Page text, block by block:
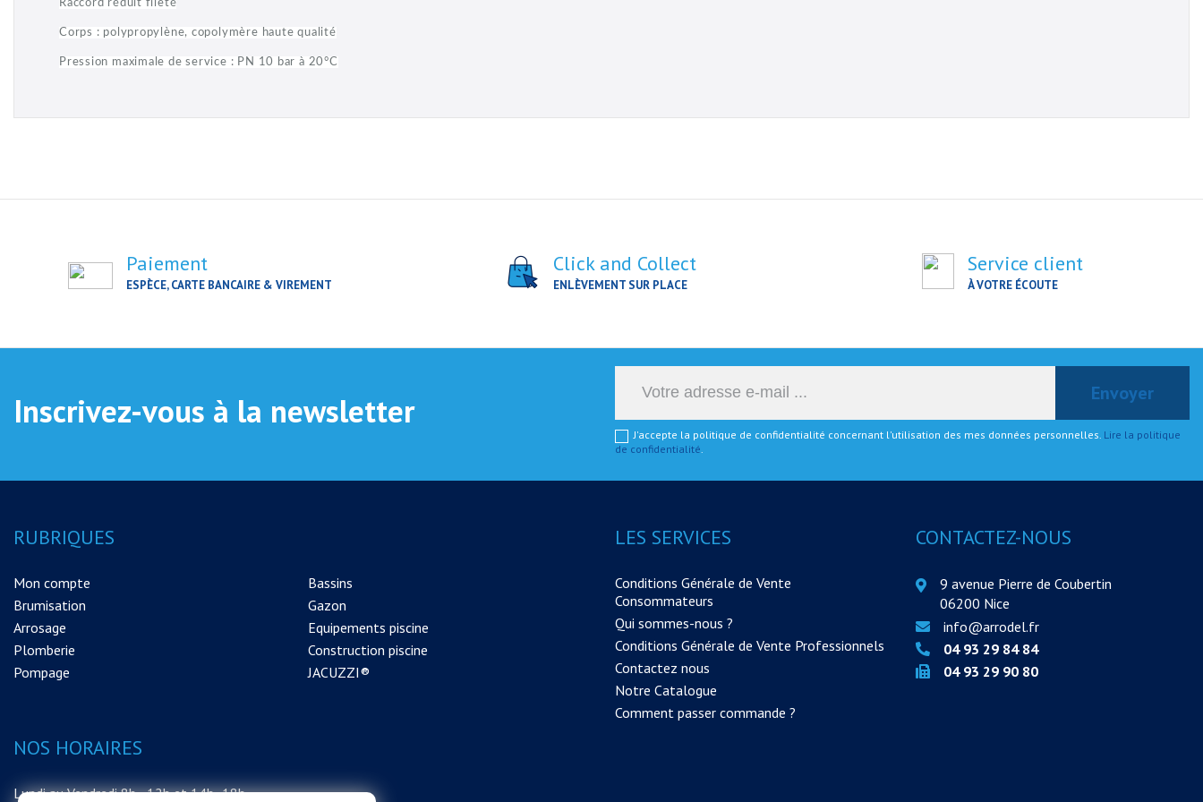
Raccord réduit fileté
Corps : polypropylène, copolymère haute qualité
Pression maximale de service : PN 10 bar à 20°C
Paiement
ESPÈCE, CARTE BANCAIRE & VIREMENT
Click and Collect
ENLÈVEMENT SUR PLACE
Service client
À VOTRE ÉCOUTE
Inscrivez-vous à la newsletter
J'accepte la politique de confidentialité concernant l'utilisation des mes données personnelles. Lire la politique
de confidentialité
RUBRIQUES
Mon compte
Brumisation
Arrosage
Plomberie
Pompage
Bassins
Gazon
Equipements piscine
Construction piscine
JACUZZI®
LES SERVICES
Conditions Générale de Vente
Consommateurs
Qui sommes-nous ?
Conditions Générale de Vente Professionnels
Contactez nous
Notre Catalogue
Comment passer commande ?
NOS HORAIRES
Lundi au Vendredi 8h - 12h et 14h -18h
CONTACTEZ-NOUS
9 avenue Pierre de Coubertin
06200 Nice
info@arrodel.fr
04 93 29 84 84
04 93 29 90 80